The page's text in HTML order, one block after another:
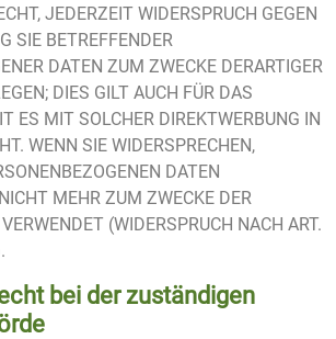
JEDERZEIT WIDERSPRUCH GEGEN
SIE BETREFFENDER
DATEN ZUM ZWECKE DERARTIGER
DIES GILT AUCH FÜR DAS
ES MIT SOLCHER DIREKTWERBUNG IN
WENN SIE WIDERSPRECHEN,
DATEN
MEHR ZUM ZWECKE DER
(WIDERSPRUCH NACH ART.
bei der zuständigen